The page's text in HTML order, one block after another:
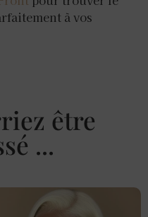
à vos
être
...